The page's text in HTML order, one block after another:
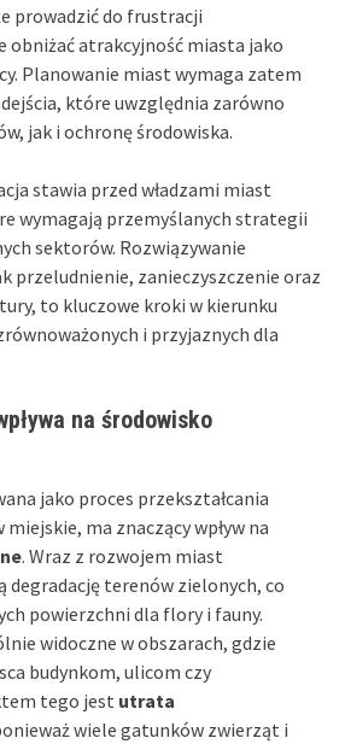
prowadzić do frustracji
obniżać atrakcyjność miasta jako
Planowanie miast wymaga zatem
które uwzględnia zarówno
jak i ochronę środowiska.
stawia przed władzami miast
wymagają przemyślanych strategii
sektorów. Rozwiązywanie
przeludnienie, zanieczyszczenie oraz
to kluczowe kroki w kierunku
i przyjaznych dla
na środowisko
jako proces przekształcania
ma znaczący wpływ na
. Wraz z rozwojem miast
degradację terenów zielonych, co
powierzchni dla flory i fauny.
widoczne w obszarach, gdzie
budynkom, ulicom czy
tego jest utrata
wiele gatunków zwierząt i